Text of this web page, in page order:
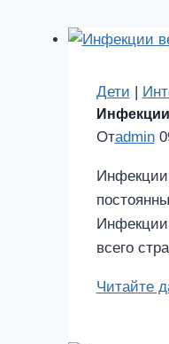
Дети |
Отadmin
Инфекции
Инфекции
всего
Читайте